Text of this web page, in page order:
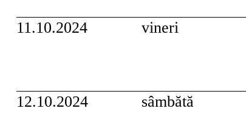
11.10.2024 vineri
12.10.2024 sâmbătă